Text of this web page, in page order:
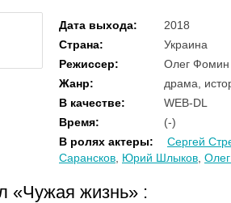
Дата выхода:
2018
Страна:
Украина
Режиссер:
Олег Фомин
Жанр:
драма,
В качестве:
WEB-DL
Время:
(-)
В ролях актеры:
Сергей
Сарансков Юрий Шлыков
«Чужая жизнь» :